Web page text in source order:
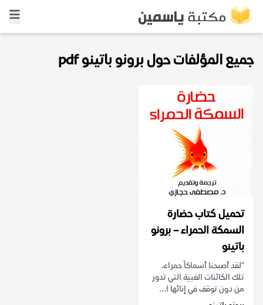
جميع المؤلفات حول برونو باتينو pdf
تحميل كتاب حضارة
السمكة الحمراء – برونو
باتينو
"لقد أصبحنا أسماكاً حمراء،
تلك الكائنات الغبية التي تدور
من دون توقف في إنائها ا...